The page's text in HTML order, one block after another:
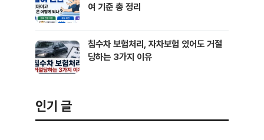
여 기준 총 정리
침수차 보험처리, 자차보험 있어도 거절
당하는 3가지 이유
인기 글